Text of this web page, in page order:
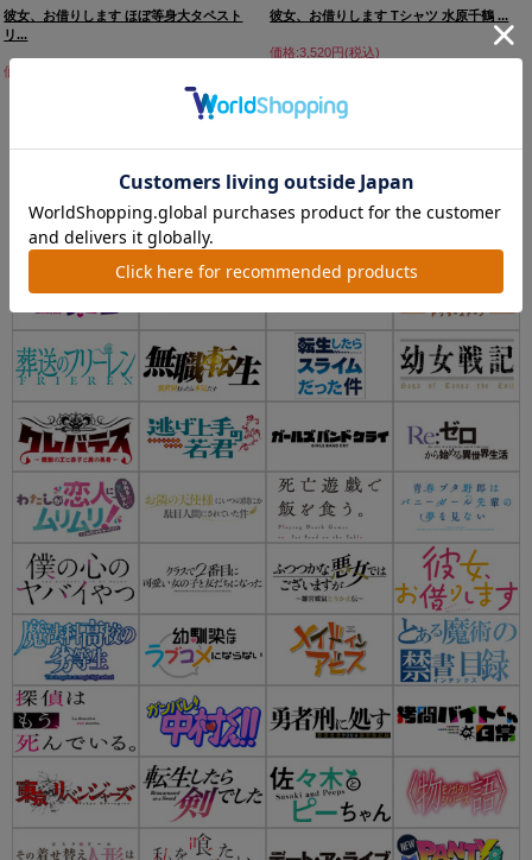
彼女、お借りします ほぼ等身大タペスト
リ...
価格:8,800円(税込)
彼女、お借りします Tシャツ 水原千鶴 ...
価格:3,520円(税込)